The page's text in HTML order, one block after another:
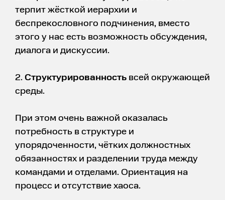
терпит жёсткой иерархии и
беспрекословного подчинения, вместо
этого у нас есть возможность обсуждения,
диалога и дискуссии.
2. Структурированность всей окружающей
среды.
При этом очень важной оказалась
потребность в структуре и
упорядоченности, чётких должностных
обязанностях и разделении труда между
командами и отделами. Ориентация на
процесс и отсутствие хаоса.